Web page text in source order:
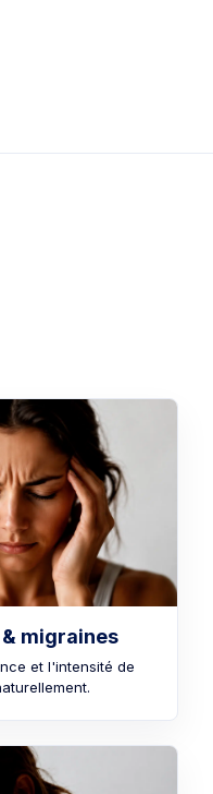
migraines
et l'intensité de